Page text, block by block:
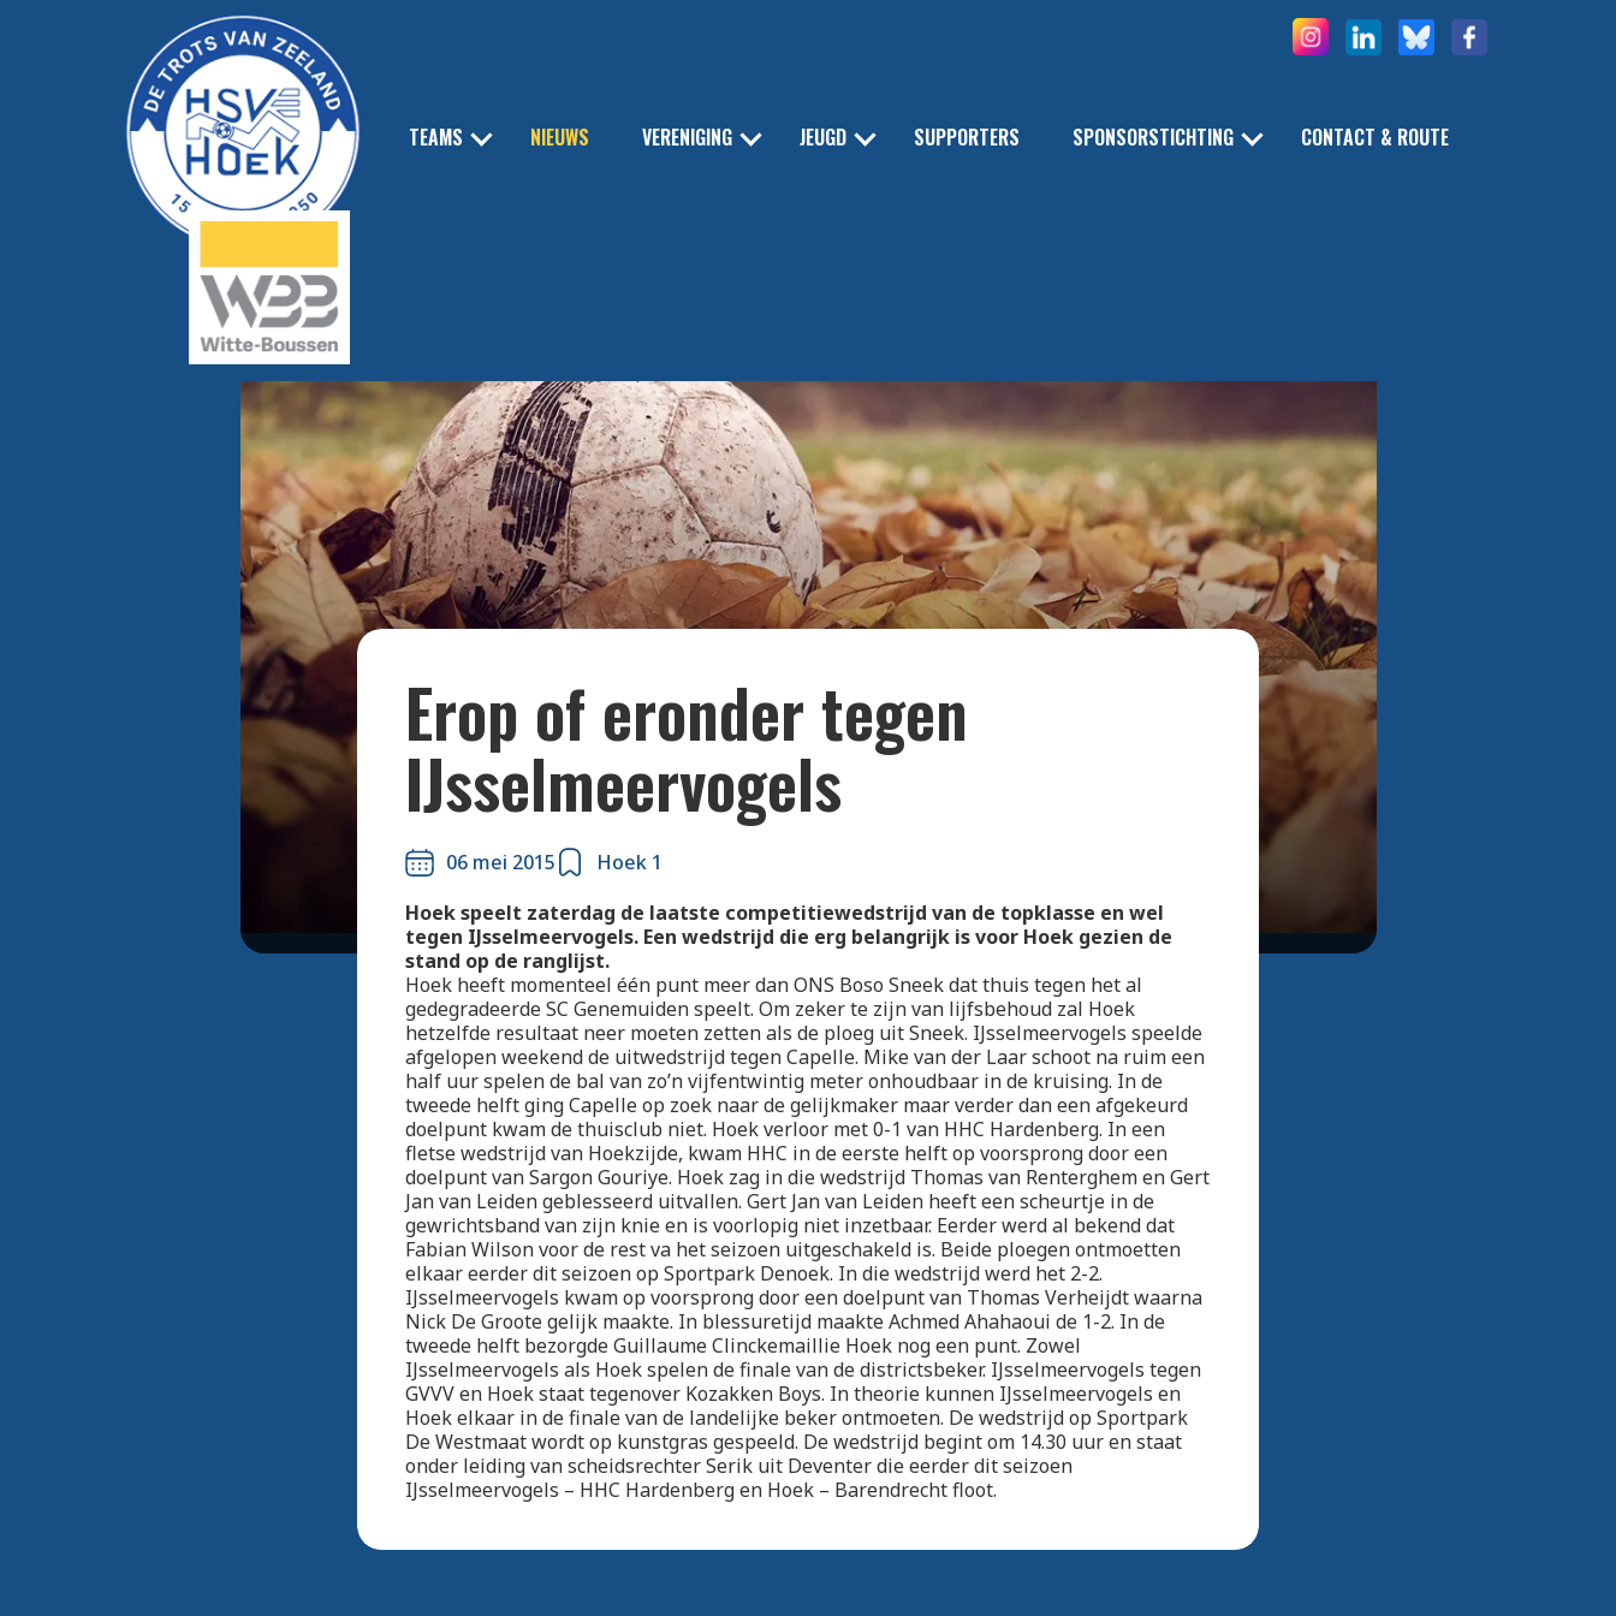
TEAMS NIEUWS VERENIGING JEUGD SUPPORTERS SPONSORSTICHTING CONTACT & ROUTE
Bekijk alle foto's
Erop of eronder tegen
IJsselmeervogels
06 mei 2015
Hoek 1
Hoek speelt zaterdag de laatste competitiewedstrijd van de topklasse en wel
tegen IJsselmeervogels. Een wedstrijd die erg belangrijk is voor Hoek gezien de
stand op de ranglijst.
Hoek heeft momenteel één punt meer dan ONS Boso Sneek dat thuis tegen het al
gedegradeerde SC Genemuiden speelt. Om zeker te zijn van lijfsbehoud zal Hoek
hetzelfde resultaat neer moeten zetten als de ploeg uit Sneek. IJsselmeervogels speelde
afgelopen weekend de uitwedstrijd tegen Capelle. Mike van der Laar schoot na ruim een
half uur spelen de bal van zo’n vijfentwintig meter onhoudbaar in de kruising. In de
tweede helft ging Capelle op zoek naar de gelijkmaker maar verder dan een afgekeurd
doelpunt kwam de thuisclub niet. Hoek verloor met 0-1 van HHC Hardenberg. In een
fletse wedstrijd van Hoekzijde, kwam HHC in de eerste helft op voorsprong door een
doelpunt van Sargon Gouriye. Hoek zag in die wedstrijd Thomas van Renterghem en Gert
Jan van Leiden geblesseerd uitvallen. Gert Jan van Leiden heeft een scheurtje in de
gewrichtsband van zijn knie en is voorlopig niet inzetbaar. Eerder werd al bekend dat
Fabian Wilson voor de rest va het seizoen uitgeschakeld is. Beide ploegen ontmoetten
elkaar eerder dit seizoen op Sportpark Denoek. In die wedstrijd werd het 2-2.
IJsselmeervogels kwam op voorsprong door een doelpunt van Thomas Verheijdt waarna
Nick De Groote gelijk maakte. In blessuretijd maakte Achmed Ahahaoui de 1-2. In de
tweede helft bezorgde Guillaume Clinckemaillie Hoek nog een punt. Zowel
IJsselmeervogels als Hoek spelen de finale van de districtsbeker. IJsselmeervogels tegen
GVVV en Hoek staat tegenover Kozakken Boys. In theorie kunnen IJsselmeervogels en
Hoek elkaar in de finale van de landelijke beker ontmoeten. De wedstrijd op Sportpark
De Westmaat wordt op kunstgras gespeeld. De wedstrijd begint om 14.30 uur en staat
onder leiding van scheidsrechter Serik uit Deventer die eerder dit seizoen
IJsselmeervogels – HHC Hardenberg en Hoek – Barendrecht floot.